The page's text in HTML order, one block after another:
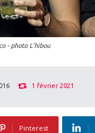
- photo L'hibou
1 février 2021
Pinterest